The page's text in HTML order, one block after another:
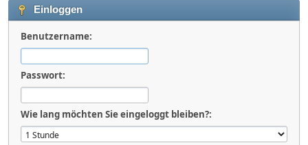
Einloggen
Benutzername:
Passwort:
Wie lang möchten Sie eingeloggt bleiben?: